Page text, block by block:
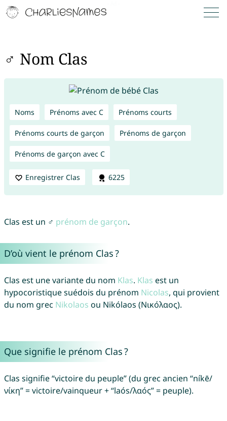
♂ Nom Clas
Noms Prénoms avec C Prénoms courts
Prénoms courts de garçon Prénoms de garçon
Prénoms de garçon avec C
Enregistrer Clas 6225
Clas est un ♂ prénom de garçon.
D’où vient le prénom Clas ?
Clas est une variante du nom Klas. Klas est un
hypocoristique suédois du prénom Nicolas, qui provient
du nom grec Nikolaos ou Nikólaos (Νικόλαος).
Que signifie le prénom Clas ?
Clas signifie “victoire du peuple” (du grec ancien “níkē/
νίκη” = victoire/vainqueur + “laós/λαός” = peuple).